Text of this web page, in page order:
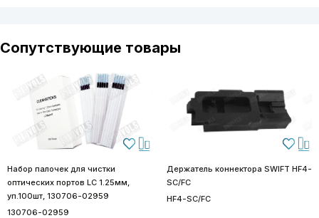
Сопутствующие товары
Набор палочек для чистки
оптических портов LC 1.25мм,
уп.100шт, 130706-02959
130706-02959
Держатель коннектора SWIFT HF4-
SC/FC
HF4-SC/FC